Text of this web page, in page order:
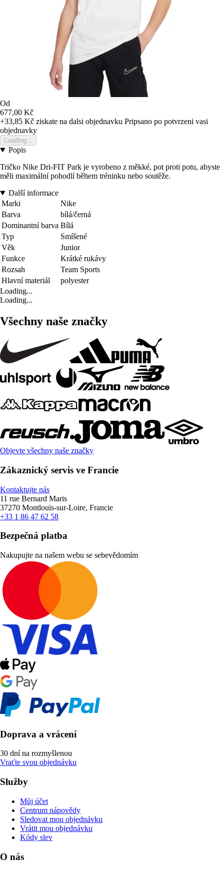
Od
677,00 Kč
+33,85 Kč ziskate na dalsi objednavku Pripsano po potvrzeni vasi
objednavky
Loading...
Popis
Tričko Nike Dri-FIT Park je vyrobeno z měkké, pot proti potu, abyste
měli maximální pohodlí během tréninku nebo soutěže.
Další informace
Marki
Nike
Barva
bílá/černá
Dominantní barva Bílá
Typ
Smíšené
Věk
Junior
Funkce
Krátké rukávy
Rozsah
Team Sports
Hlavní materiál
polyester
Loading...
Loading...
Všechny naše značky
Objevte všechny naše značky
Zákaznický servis ve Francie
Kontaktujte nás
11 rue Bernard Maris
37270 Montlouis-sur-Loire, Francie
+33 1 86 47 62 58
Bezpečná platba
Nakupujte na našem webu se sebevědomím
Doprava a vrácení
30 dní na rozmyšlenou
Vraťte svou objednávku
Služby
Můj účet
Centrum nápovědy
Sledovat mou objednávku
Vrátit mou objednávku
Kódy slev
O nás